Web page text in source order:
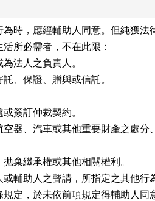
時，應經輔助人同意。但純獲法
所必需者，不在此限：
法人之負責人。
、保證、贈與或信託。
簽訂仲裁契約。
器、汽車或其他重要財產之處分
棄繼承權或其他相關權利。
輔助人之聲請，所指定之其他行
定，於未依前項規定得輔助人同